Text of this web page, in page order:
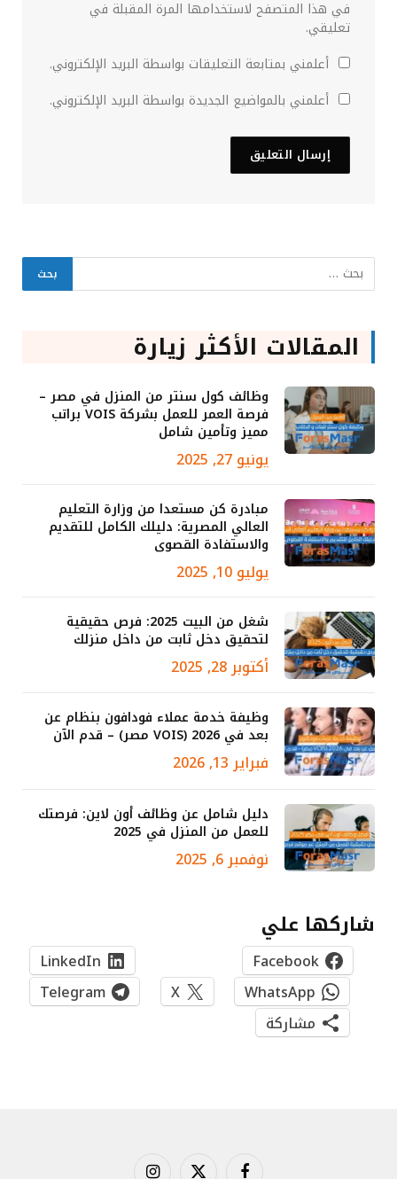
في هذا المتصفح لاستخدامها المرة المقبلة في
تعليقي.
أعلمني بمتابعة التعليقات بواسطة البريد الإلكتروني.
أعلمني بالمواضيع الجديدة بواسطة البريد الإلكتروني.
المقالات الأكثر زيارة
وظائف كول سنتر من المنزل في مصر –
فرصة العمر للعمل بشركة VOIS براتب
مميز وتأمين شامل
يونيو 27, 2025
مبادرة كن مستعدا من وزارة التعليم
العالي المصرية: دليلك الكامل للتقديم
والاستفادة القصوى
يوليو 10, 2025
شغل من البيت 2025: فرص حقيقية
لتحقيق دخل ثابت من داخل منزلك
أكتوبر 28, 2025
وظيفة خدمة عملاء فودافون بنظام عن
بعد في 2026 (VOIS مصر) – قدم الآن
فبراير 13, 2026
دليل شامل عن وظائف أون لاين: فرصتك
للعمل من المنزل في 2025
نوفمبر 6, 2025
شاركها علي
Facebook
LinkedIn
WhatsApp
X
Telegram
مشاركة